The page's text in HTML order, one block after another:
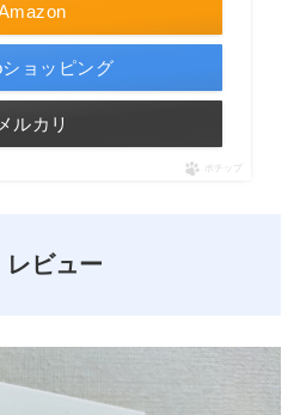
ョッピング
ルカリ
ポチップ
ビュー